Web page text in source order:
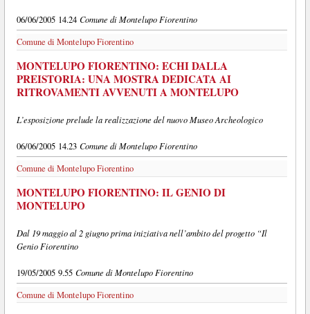
06/06/2005 14.24 Comune di Montelupo Fiorentino
Comune di Montelupo Fiorentino
MONTELUPO FIORENTINO: ECHI DALLA
PREISTORIA: UNA MOSTRA DEDICATA AI
RITROVAMENTI AVVENUTI A MONTELUPO
L’esposizione prelude la realizzazione del nuovo Museo Archeologico
06/06/2005 14.23 Comune di Montelupo Fiorentino
Comune di Montelupo Fiorentino
MONTELUPO FIORENTINO: IL GENIO DI
MONTELUPO
Dal 19 maggio al 2 giugno prima iniziativa nell’ambito del progetto “Il
Genio Fiorentino
19/05/2005 9.55 Comune di Montelupo Fiorentino
Comune di Montelupo Fiorentino